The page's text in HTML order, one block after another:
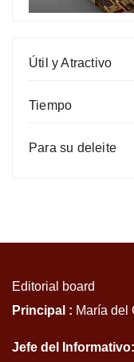
Útil y Atractivo
Tiempo
Para su deleite
Editorial board
Principal : María del
Jefe del Informativo: